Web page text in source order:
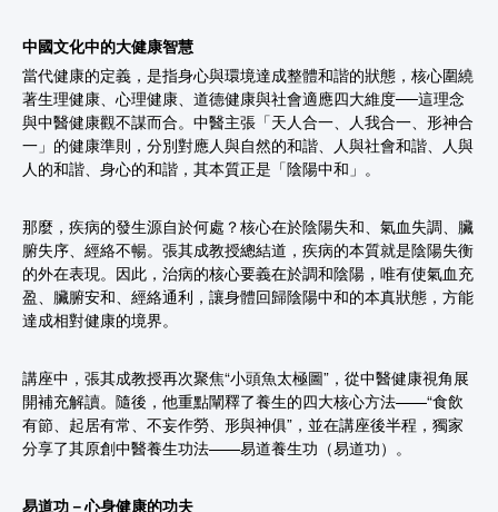
中國文化中的大健康智慧
當代健康的定義，是指身心與環境達成整體和諧的狀態，核心圍繞
著生理健康、心理健康、道德健康與社會適應四大維度──這理念
與中醫健康觀不謀而合。中醫主張「天人合一、人我合一、形神合
一」的健康準則，分別對應人與自然的和諧、人與社會和諧、人與
人的和諧、身心的和諧，其本質正是「陰陽中和」。
那麼，疾病的發生源自於何處？核心在於陰陽失和、氣血失調、臟
腑失序、經絡不暢。張其成教授總結道，疾病的本質就是陰陽失衡
的外在表現。因此，治病的核心要義在於調和陰陽，唯有使氣血充
盈、臟腑安和、經絡通利，讓身體回歸陰陽中和的本真狀態，方能
達成相對健康的境界。
講座中，張其成教授再次聚焦“小頭魚太極圖”，從中醫健康視角展
開補充解讀。隨後，他重點闡釋了養生的四大核心方法——“食飲
有節、起居有常、不妄作勞、形與神俱”，並在講座後半程，獨家
分享了其原創中醫養生功法——易道養生功（易道功）。
易道功－心身健康的功夫